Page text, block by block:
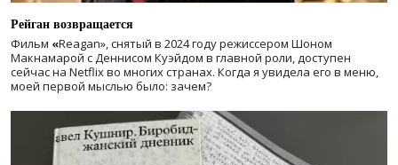
Рейган возвращается
Фильм «Reagan», снятый в 2024 годурежиссером Шоном
Макнамарой с Деннисом Куэйдом в главной роли, доступен
сейчас на Netflix во многих странах. Когда я увидела его в меню,
моей первой мыслью было: зачем?